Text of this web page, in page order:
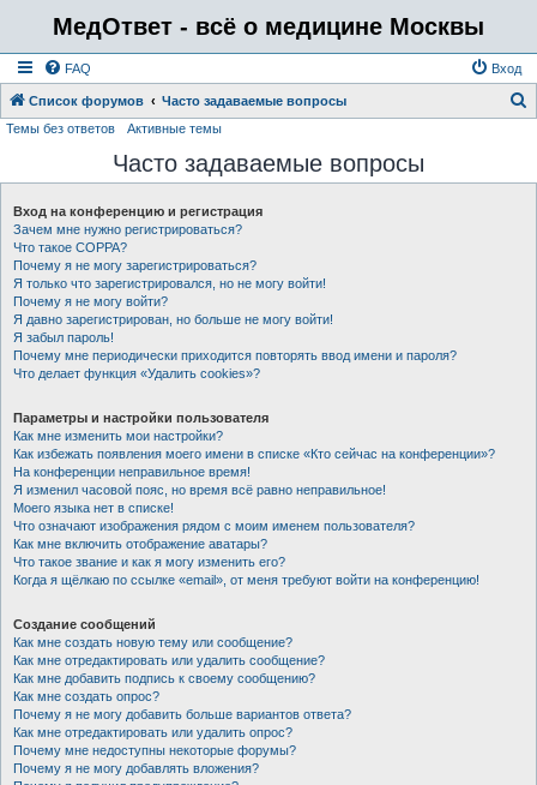
МедОтвет - всё о медицине Москвы
FAQ Вход
Список форумов Часто задаваемые вопросы
с
Темы без ответов Активные темы
Часто задаваемые вопросы
Вход на конференцию и регистрация
Зачем мне нужно регистрироваться?
Что такое COPPA?
Почему я не могу зарегистрироваться?
Я только что зарегистрировался, но не могу войти!
Почему я не могу войти?
Я давно зарегистрирован, но больше не могу войти!
Я забыл пароль!
Почему мне периодически приходится повторять ввод имени и пароля?
Что делает функция «Удалить cookies»?
Параметры и настройки пользователя
Как мне изменить мои настройки?
Как избежать появления моего имени в списке «Кто сейчас на конференции»?
На конференции неправильное время!
Я изменил часовой пояс, но время всё равно неправильное!
Моего языка нет в списке!
Что означают изображения рядом с моим именем пользователя?
Как мне включить отображение аватары?
Что такое звание и как я могу изменить его?
Когда я щёлкаю по ссылке «email», от меня требуют войти на конференцию!
Создание сообщений
Как мне создать новую тему или сообщение?
Как мне отредактировать или удалить сообщение?
Как мне добавить подпись к своему сообщению?
Как мне создать опрос?
Почему я не могу добавить больше вариантов ответа?
Как мне отредактировать или удалить опрос?
Почему мне недоступны некоторые форумы?
Почему я не могу добавлять вложения?